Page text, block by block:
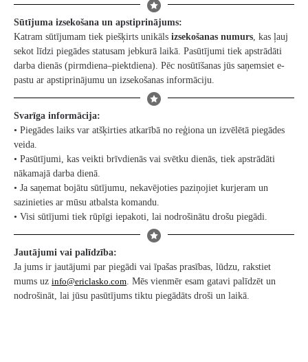
Sūtījuma izsekošana un apstiprinājums:
Katram sūtījumam tiek piešķirts unikāls izsekošanas numurs, kas ļauj
sekot līdzi piegādes statusam jebkurā laikā. Pasūtījumi tiek apstrādāti
darba dienās (pirmdiena–piektdiena). Pēc nosūtīšanas jūs saņemsiet e-
pastu ar apstiprinājumu un izsekošanas informāciju.
Svarīga informācija:
• Piegādes laiks var atšķirties atkarībā no reģiona un izvēlētā piegādes
veida.
• Pasūtījumi, kas veikti brīvdienās vai svētku dienās, tiek apstrādāti
nākamajā darba dienā.
• Ja saņemat bojātu sūtījumu, nekavējoties paziņojiet kurjeram un
sazinieties ar mūsu atbalsta komandu.
• Visi sūtījumi tiek rūpīgi iepakoti, lai nodrošinātu drošu piegādi.
Jautājumi vai palīdzība:
Ja jums ir jautājumi par piegādi vai īpašas prasības, lūdzu, rakstiet
mums uz info@ericlasko.com. Mēs vienmēr esam gatavi palīdzēt un
nodrošināt, lai jūsu pasūtījums tiktu piegādāts droši un laikā.